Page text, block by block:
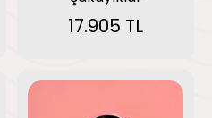
17.905 TL